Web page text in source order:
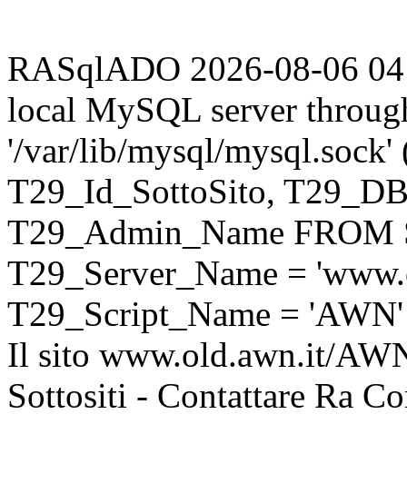
RASqlADO 2026-08-06
local MySQL server
'/var/lib/mysql/mysql.sock'
T29_Id_SottoSito,
T29_Admin_Name
T29_Server_Name =
T29_Script_Name = 'AWN'
Il sito www.old.awn.it/
Sottositi - Contattare Ra